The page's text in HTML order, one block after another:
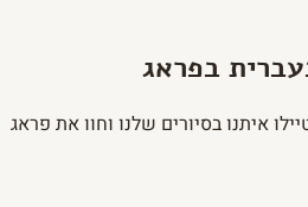
בפראג
איתנו בסיורים שלנו וחוו את פראג